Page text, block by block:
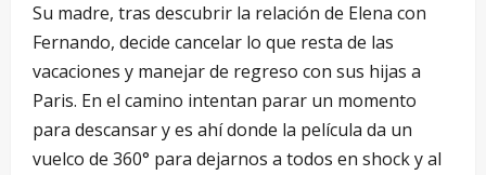
Su madre, tras descubrir la relación de Elena con
Fernando, decide cancelar lo que resta de las
vacaciones y manejar de regreso con sus hijas a
Paris. En el camino intentan parar un momento
para descansar y es ahí donde la película da un
vuelco de 360° para dejarnos a todos en shock y al